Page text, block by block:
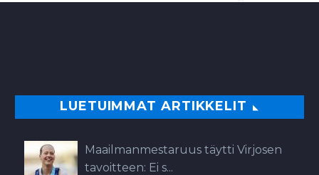
LUETUIMMAT ARTIKKELIT
Maailmanmestaruus täytti Virjosen
tavoitteen: Ei s...